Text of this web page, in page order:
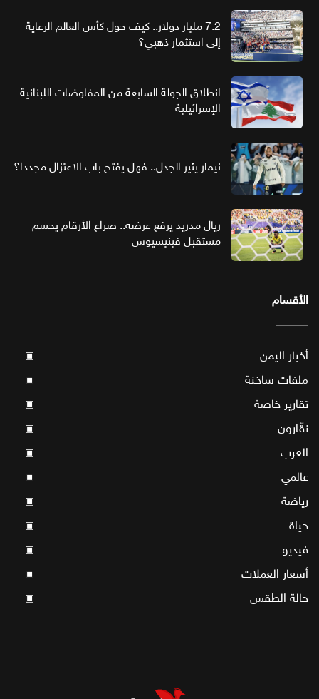
7.2 مليار دولار.. كيف حول كأس العالم الرعاية
إلى استثمار ذهبي؟
انطلاق الجولة السابعة من المفاوضات اللبنانية
الإسرائيلية
نيمار يثير الجدل.. فهل يفتح باب الاعتزال مجددا؟
ريال مدريد يرفع عرضه.. صراع الأرقام يحسم
مستقبل فينيسيوس
الأقسام
أخبار اليمن ▣
ملفات ساخنة ▣
تقارير خاصة ▣
نقّارون ▣
العرب ▣
عالمي ▣
رياضة ▣
حياة ▣
فيديو ▣
أسعار العملات ▣
حالة الطقس ▣